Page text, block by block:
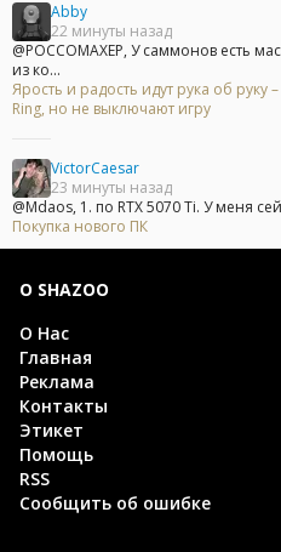
Abby
22 минуты назад
@POCCOMAXEP, У саммонов есть
из ко...
Ярость и радость идут рука об руку
Ring, но не выключают игру
VictorCaesar
23 минуты назад
@Mdaos, 1. по RTX 5070 Ti. У меня
Покупка нового ПК
О SHAZOO
О Нас
Главная
Реклама
Контакты
Этикет
Помощь
RSS
Сообщить об ошибке